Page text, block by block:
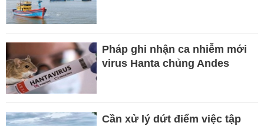
Pháp ghi nhận ca nhiễm mới
virus Hanta chủng Andes
Cần xử lý dứt điểm việc tập